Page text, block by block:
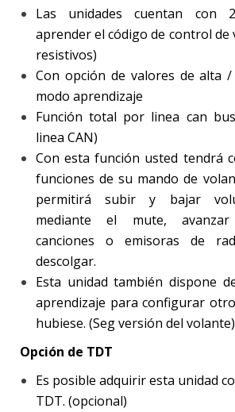
Las unidades cuentan con
aprender el código de control de
resistivos)
Con opción de valores de alta
modo aprendizaje
Función total por linea can
linea CAN)
Con esta función usted tendrá
funciones de su mando de
permitirá subir y bajar
mediante el mute,
canciones o emisoras de
descolgar.
Esta unidad también dispone
aprendizaje para configurar
hubiese. (Seg versión del
Opción de TDT
Es posible adquirir esta unidad
TDT. (opcional)